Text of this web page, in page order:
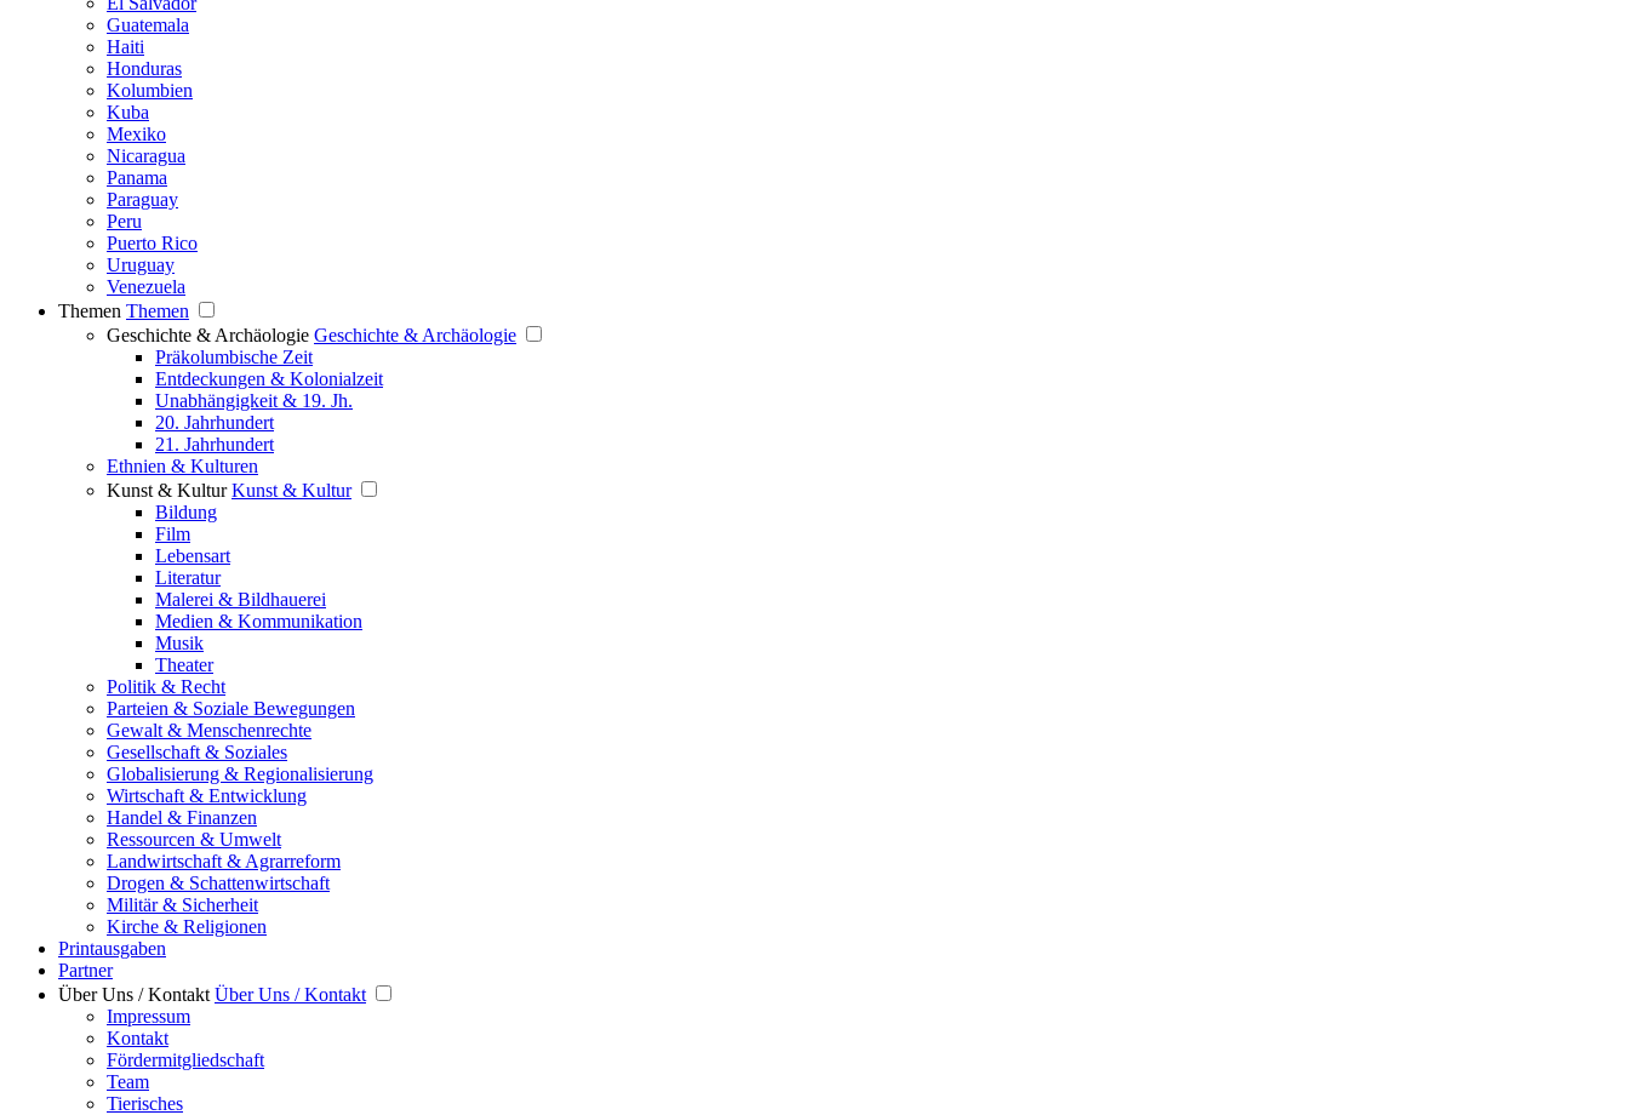
Guatemala
Haiti
Honduras
Kolumbien
Kuba
Mexiko
Nicaragua
Panama
Paraguay
Peru
Puerto Rico
Uruguay
Venezuela
Themen Themen
Geschichte & Archäologie Geschichte & Archäologie
Präkolumbische Zeit
Entdeckungen & Kolonialzeit
Unabhängigkeit & 19. Jh.
20. Jahrhundert
21. Jahrhundert
Ethnien & Kulturen
Kunst & Kultur Kunst & Kultur
Bildung
Film
Lebensart
Literatur
Malerei & Bildhauerei
Medien & Kommunikation
Musik
Theater
Politik & Recht
Parteien & Soziale Bewegungen
Gewalt & Menschenrechte
Gesellschaft & Soziales
Globalisierung & Regionalisierung
Wirtschaft & Entwicklung
Handel & Finanzen
Ressourcen & Umwelt
Landwirtschaft & Agrarreform
Drogen & Schattenwirtschaft
Militär & Sicherheit
Kirche & Religionen
Printausgaben
Partner
Über Uns / Kontakt Über Uns / Kontakt
Impressum
Kontakt
Fördermitgliedschaft
Team
Tierisches